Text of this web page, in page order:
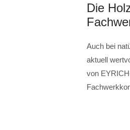
Die
Auch bei
aktuell
von